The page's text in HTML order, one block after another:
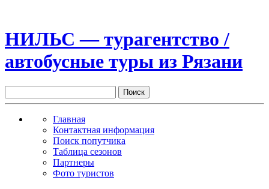
НИЛЬС — турагентство /
автобусные туры из Рязани
Главная
Контактная информация
Поиск попутчика
Таблица сезонов
Партнеры
Фото туристов